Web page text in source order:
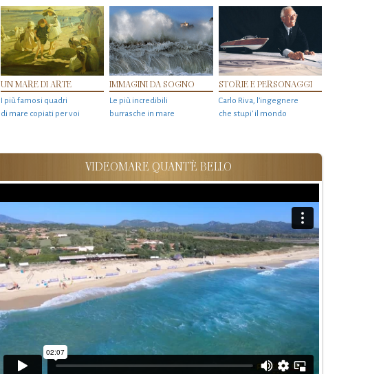
UN MARE DI ARTE
I più famosi quadri
di mare copiati per voi
IMMAGINI DA SOGNO
Le più incredibili
burrasche in mare
STORIE E PERSONAGGI
Carlo Riva, l’ingegnere
che stupi' il mondo
VIDEOMARE QUANT'È BELLO